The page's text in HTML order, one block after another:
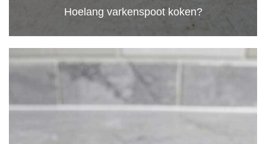
Hoelang varkenspoot koken?